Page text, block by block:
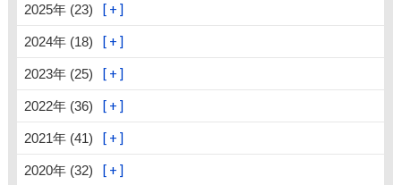
2025年 (23)
2024年 (18)
2023年 (25)
2022年 (36)
2021年 (41)
2020年 (32)